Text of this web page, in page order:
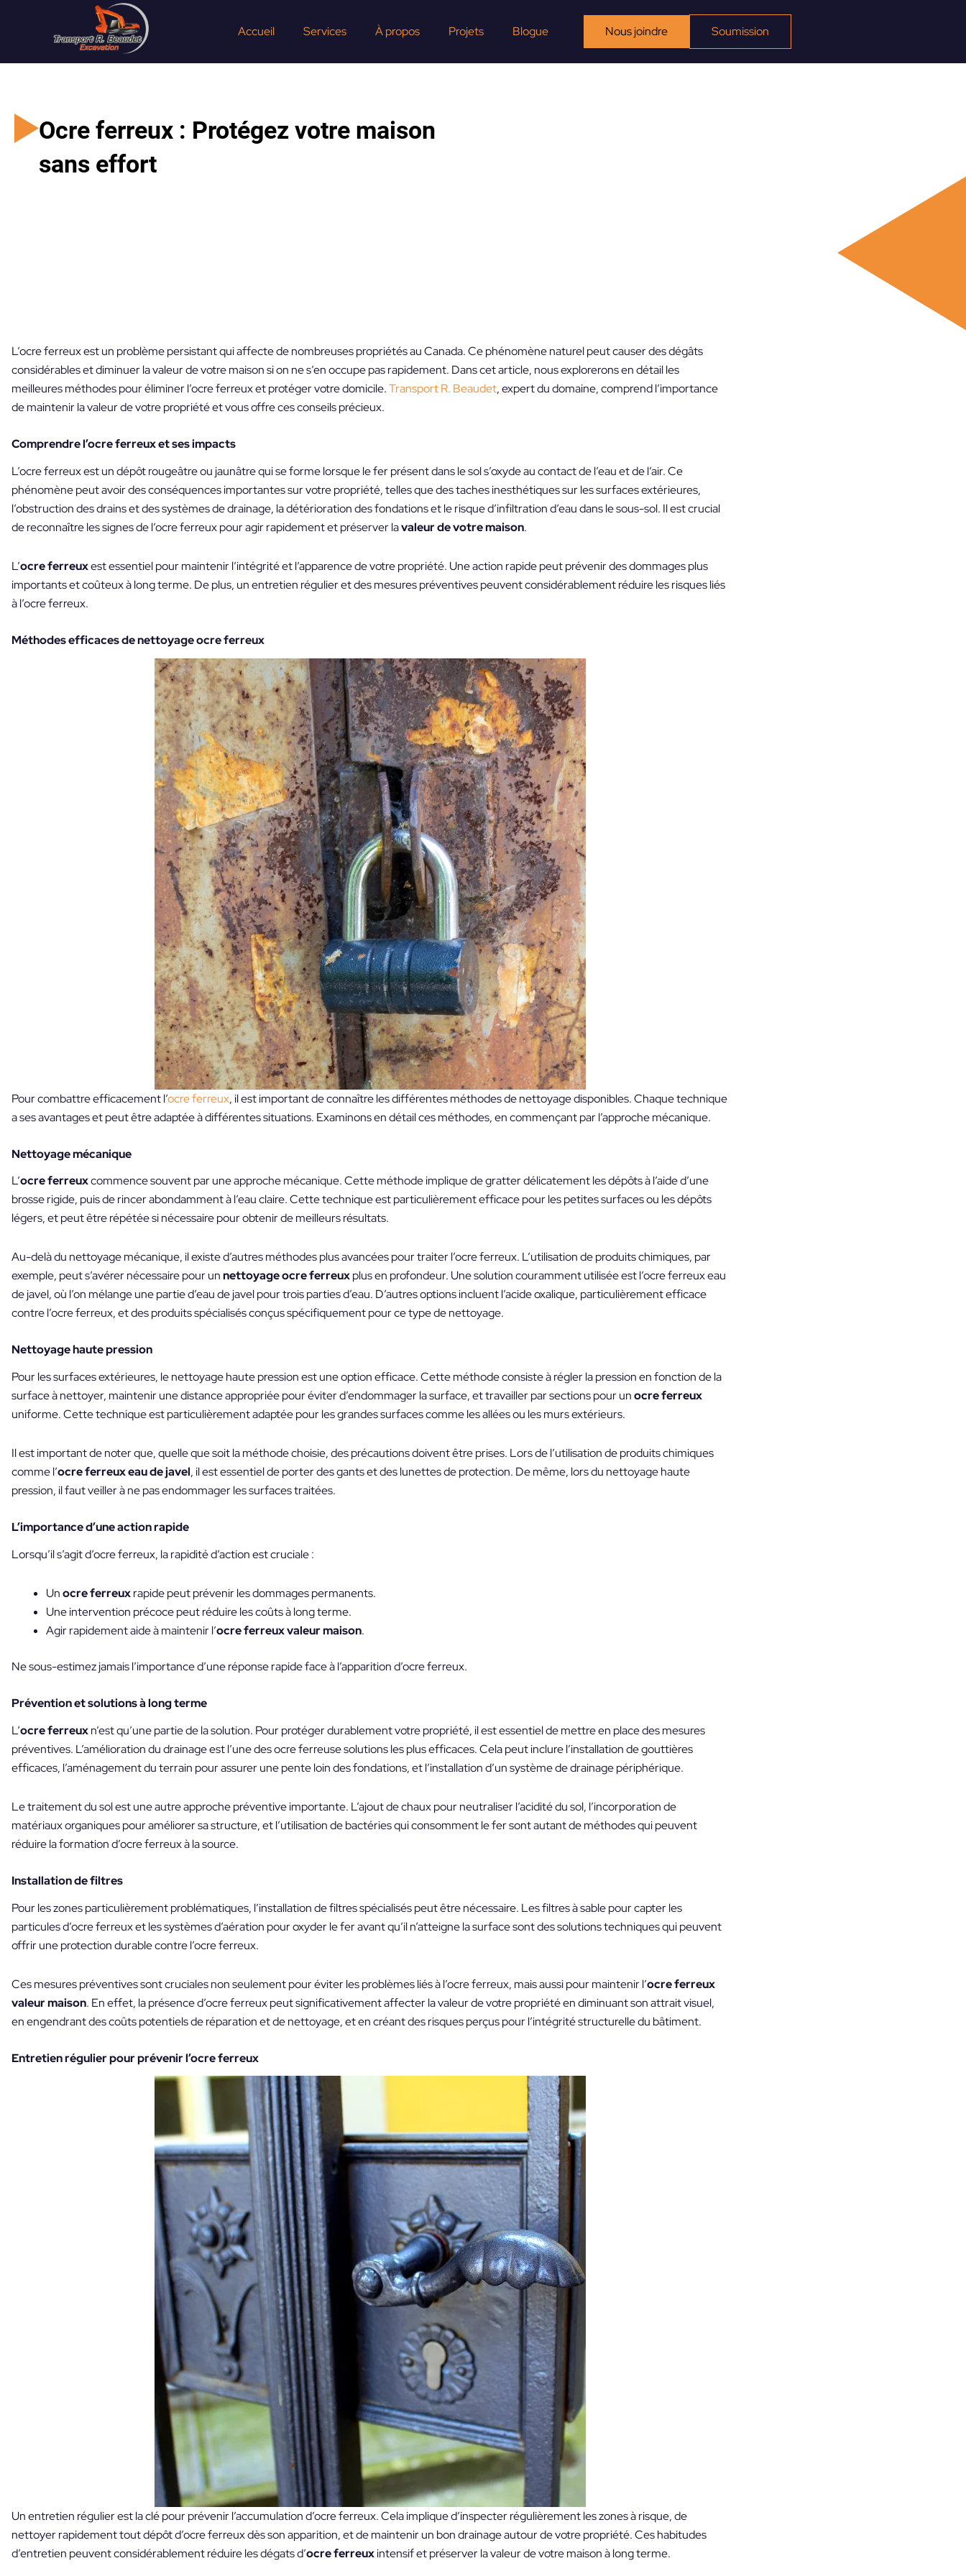
Accueil Services À propos Projets Blogue Nous joindre Soumission
Ocre ferreux : Protégez votre maison
sans effort
L’ocre ferreux est un problème persistant qui affecte de nombreuses propriétés au Canada. Ce phénomène naturel peut causer des dégâts
considérables et diminuer la valeur de votre maison si on ne s’en occupe pas rapidement. Dans cet article, nous explorerons en détail les
meilleures méthodes pour éliminer l’ocre ferreux et protéger votre domicile.Transport R. Beaudet, expert du domaine, comprend l’importance
de maintenir la valeur de votre propriété et vous offre ces conseils précieux.
Comprendre l’ocre ferreux et ses impacts
L’ocre ferreux est un dépôt rougeâtre ou jaunâtre qui se forme lorsque le fer présent dans le sol s’oxyde au contact de l’eau et de l’air. Ce
phénomène peut avoir des conséquences importantes sur votre propriété, telles que des taches inesthétiques sur les surfaces extérieures,
l’obstruction des drains et des systèmes de drainage, la détérioration des fondations et le risque d’infiltration d’eau dans le sous-sol. Il est crucial
de reconnaître les signes de l’ocre ferreux pour agir rapidement et préserver lavaleur de votre maison.
L’ocre ferreuxest essentiel pour maintenir l’intégrité et l’apparence de votre propriété. Une action rapide peut prévenir des dommages plus
importants et coûteux à long terme. De plus, un entretien régulier et des mesures préventives peuvent considérablement réduire les risques liés
à l’ocre ferreux.
Méthodes efficaces denettoyage ocre ferreux
Pour combattre efficacement l’ocre ferreux, il est important de connaître les différentes méthodes de nettoyage disponibles. Chaque technique
a ses avantages et peut être adaptée à différentes situations. Examinons en détail ces méthodes, en commençant par l’approche mécanique.
Nettoyage mécanique
L’ocre ferreuxcommence souvent par une approche mécanique. Cette méthode implique de gratter délicatement les dépôts à l’aide d’une
brosse rigide, puis de rincer abondamment à l’eau claire. Cette technique est particulièrement efficace pour les petites surfaces ou les dépôts
légers, et peut être répétée si nécessaire pour obtenir de meilleurs résultats.
Au-delà du nettoyage mécanique, il existe d’autres méthodes plus avancées pour traiter l’ocre ferreux. L’utilisation de produits chimiques, par
exemple, peut s’avérer nécessaire pour unnettoyage ocre ferreuxplus en profondeur. Une solution couramment utilisée est l’ocreferreux eau
de javel, où l’on mélange une partie d’eau de javel pour trois parties d’eau. D’autres options incluent l’acide oxalique, particulièrement efficace
contre l’ocre ferreux, et des produits spécialisés conçus spécifiquement pour ce type de nettoyage.
Nettoyage haute pression
Pour les surfaces extérieures, le nettoyage haute pression est une option efficace. Cette méthode consiste à régler la pression en fonction de la
surface à nettoyer, maintenir une distance appropriée pour éviter d’endommager la surface, et travailler par sections pour unocre ferreux
uniforme. Cette technique est particulièrement adaptée pour les grandes surfaces comme les allées ou les murs extérieurs.
Il est important de noter que, quelle que soit la méthode choisie, des précautions doivent être prises. Lors de l’utilisation de produits chimiques
comme l’ocre ferreux eau de javel, il est essentiel de porter des gants et des lunettes de protection. De même, lors du nettoyage haute
pression, il faut veiller à ne pas endommager les surfaces traitées.
L’importance d’une action rapide
Lorsqu’il s’agit d’ocre ferreux, la rapidité d’action est cruciale :
Unocre ferreuxrapide peut prévenir les dommages permanents.
Une intervention précoce peut réduire les coûts à long terme.
Agir rapidement aide à maintenir l’ocre ferreux valeur maison.
Ne sous-estimez jamais l’importance d’une réponse rapide face à l’apparition d’ocre ferreux.
Prévention et solutions à long terme
L’ocre ferreuxn’est qu’une partie de la solution. Pour protéger durablement votre propriété, il est essentiel de mettre en place des mesures
préventives. L’amélioration du drainage est l’une des ocre ferreuse solutions les plus efficaces. Cela peut inclure l’installation de gouttières
efficaces, l’aménagement du terrain pour assurer une pente loin des fondations, et l’installation d’un système de drainage périphérique.
Le traitement du sol est une autre approche préventive importante. L’ajout de chaux pour neutraliser l’acidité du sol, l’incorporation de
matériaux organiques pour améliorer sa structure, et l’utilisation de bactéries qui consomment le fer sont autant de méthodes qui peuvent
réduire la formation d’ocre ferreux à la source.
Installation de filtres
Pour les zones particulièrement problématiques, l’installation de filtres spécialisés peut être nécessaire. Les filtres à sable pour capter les
particules d’ocre ferreux et les systèmes d’aération pour oxyder le fer avant qu’il n’atteigne la surface sont des solutions techniques qui peuvent
offrir une protection durable contre l’ocre ferreux.
Ces mesures préventives sont cruciales non seulement pour éviter les problèmes liés à l’ocre ferreux, mais aussi pour maintenir l’ocre ferreux
valeur maison. En effet, la présence d’ocre ferreux peut significativement affecter la valeur de votre propriété en diminuant son attrait visuel,
en engendrant des coûts potentiels de réparation et de nettoyage, et en créant des risques perçus pour l’intégrité structurelle du bâtiment.
Entretien régulier pour prévenir l’ocre ferreux
Un entretien régulier est la clé pour prévenir l’accumulation d’ocre ferreux. Cela implique d’inspecter régulièrement les zones à risque, de
nettoyer rapidement tout dépôt d’ocre ferreux dès son apparition, et de maintenir un bon drainage autour de votre propriété. Ces habitudes
d’entretien peuvent considérablement réduire les dégats d’ocre ferreuxintensif et préserver la valeur de votre maison à long terme.